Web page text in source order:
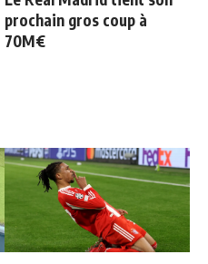
prochain gros coup à
70M€